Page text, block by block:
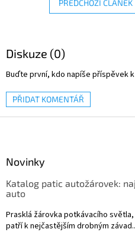
PŘEDCHOZÍ ČLÁNEK
Diskuze (0)
Buďte první, kdo napíše příspěvek
PŘIDAT KOMENTÁŘ
Novinky
Katalog patic autožárovek:
auto
Prasklá žárovka potkávacího
patří k nejčastějším drobným